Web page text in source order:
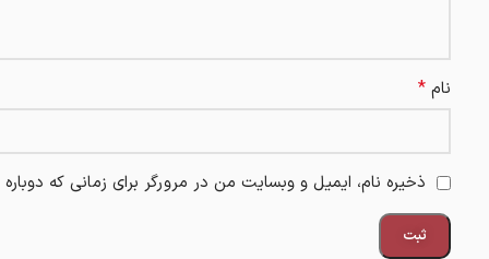
نام *
ذخیره نام، ایمیل و وبسایت من در مرورگر برای زمانی که